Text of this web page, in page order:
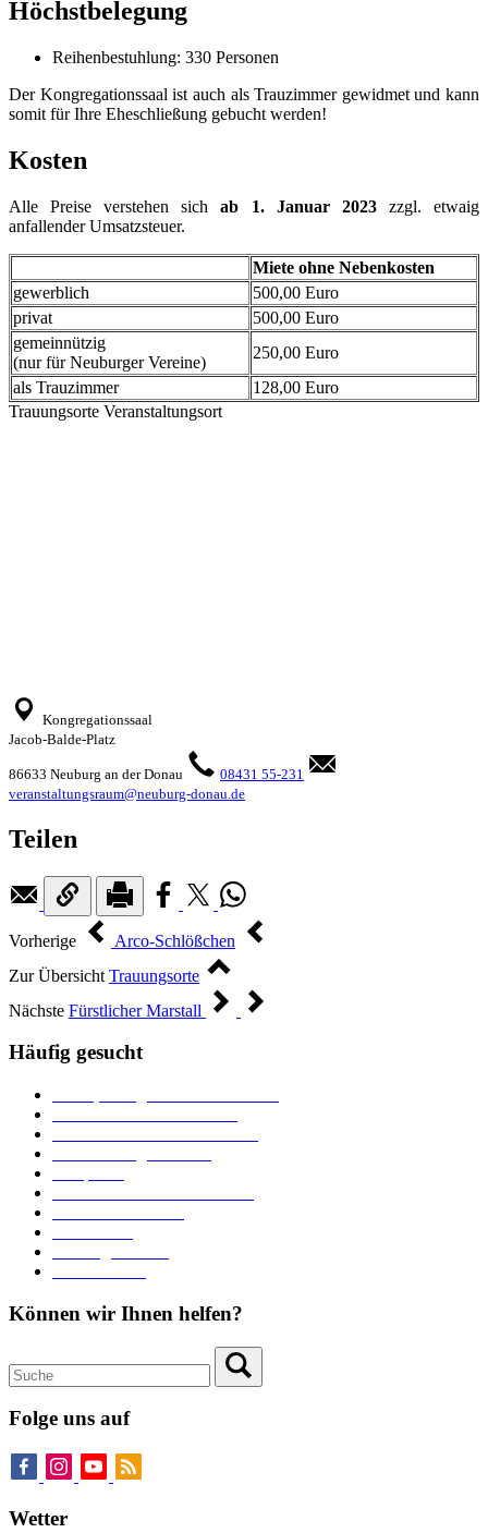
Höchstbelegung
Reihenbestuhlung: 330 Personen
Der Kongregationssaal ist auch als Trauzimmer gewidmet und kann
somit für Ihre Eheschließung gebucht werden!
Kosten
Alle Preise verstehen sichab 1. Januar 2023zzgl. etwaig
anfallender Umsatzsteuer.
Miete ohne Nebenkosten
gewerblich
500,00 Euro
privat
500,00 Euro
gemeinnützig
(nur für Neuburger Vereine)
250,00 Euro
als Trauzimmer
128,00 Euro
Trauungsorte Veranstaltungsort
Kongregationssaal
Jacob-Balde-Platz
86633 Neuburg an der Donau
08431 55-231
veranstaltungsraum@neuburg-donau.de
Teilen
Vorherige
Arco-Schlößchen
Zur Übersicht Trauungsorte
Nächste Fürstlicher Marstall
Häufig gesucht
Können wir Ihnen helfen?
Folge uns auf
Wetter